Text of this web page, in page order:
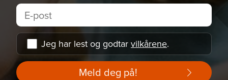
Jeg har lest og godtar vilkårene.
Meld deg på!